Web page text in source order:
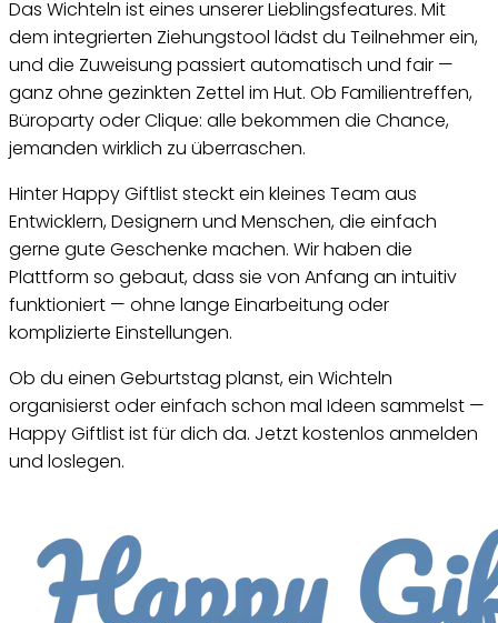
Das Wichteln ist eines unserer Lieblingsfeatures. Mit
dem integrierten Ziehungstool lädst du Teilnehmer ein,
und die Zuweisung passiert automatisch und fair —
ganz ohne gezinkten Zettel im Hut. Ob Familientreffen,
Büroparty oder Clique: alle bekommen die Chance,
jemanden wirklich zu überraschen.
Hinter Happy Giftlist steckt ein kleines Team aus
Entwicklern, Designern und Menschen, die einfach
gerne gute Geschenke machen. Wir haben die
Plattform so gebaut, dass sie von Anfang an intuitiv
funktioniert — ohne lange Einarbeitung oder
komplizierte Einstellungen.
Ob du einen Geburtstag planst, ein Wichteln
organisierst oder einfach schon mal Ideen sammelst —
Happy Giftlist ist für dich da. Jetzt kostenlos anmelden
und loslegen.